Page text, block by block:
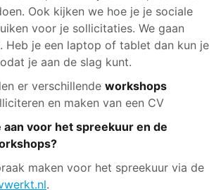
Ook kijken we hoe je je sociale
voor je sollicitaties. We gaan
Heb je een laptop of tablet dan kun je
je aan de slag kunt.
er verschillende workshops
en maken van een CV
aan voor het spreekuur en de
maken voor het spreekuur via de
.